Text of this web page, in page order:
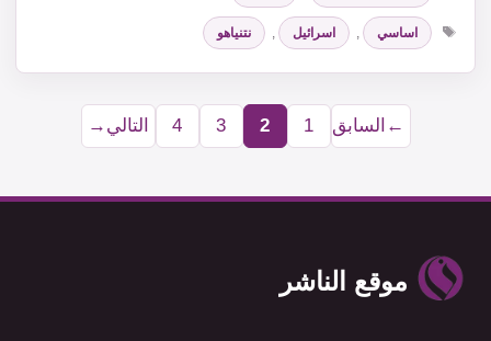
الوسوم
اساسي , اسرائيل , نتنياهو
← السابق
Page
1
Page
2
Page
3
Page
4 التالي →
موقع الناشر